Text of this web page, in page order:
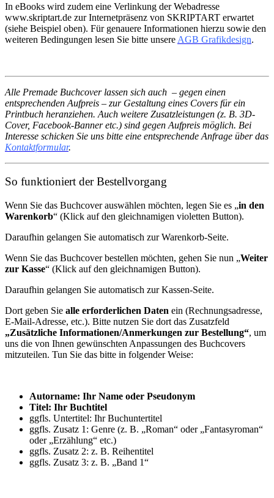
In eBooks wird zudem eine Verlinkung der Webadresse
www.skriptart.de zur Internetpräsenz von SKRIPTART erwartet
(siehe Beispiel oben). Für genauere Informationen hierzu sowie den
weiteren Bedingungen lesen Sie bitte unsere AGB Grafikdesign.
Alle Premade Buchcover lassen sich auch – gegen einen
entsprechenden Aufpreis – zur Gestaltung eines Covers für ein
Printbuch heranziehen. Auch weitere Zusatzleistungen (z. B. 3D-
Cover, Facebook-Banner etc.) sind gegen Aufpreis möglich. Bei
Interesse schicken Sie uns bitte eine entsprechende Anfrage über das
Kontaktformular.
So funktioniert der Bestellvorgang
Wenn Sie das Buchcover auswählen möchten, legen Sie es „in den
Warenkorb“ (Klick auf den gleichnamigen violetten Button).
Daraufhin gelangen Sie automatisch zur Warenkorb-Seite.
Wenn Sie das Buchcover bestellen möchten, gehen Sie nun „Weiter
zur Kasse“ (Klick auf den gleichnamigen Button).
Daraufhin gelangen Sie automatisch zur Kassen-Seite.
Dort geben Sie alle erforderlichen Daten ein (Rechnungsadresse,
E-Mail-Adresse, etc.). Bitte nutzen Sie dort das Zusatzfeld
„Zusätzliche Informationen/Anmerkungen zur Bestellung“, um
uns die von Ihnen gewünschten Anpassungen des Buchcovers
mitzuteilen. Tun Sie das bitte in folgender Weise:
Autorname: Ihr Name oder Pseudonym
Titel: Ihr Buchtitel
ggfls. Untertitel: Ihr Buchuntertitel
ggfls. Zusatz 1: Genre (z. B. „Roman“ oder „Fantasyroman“
oder „Erzählung“ etc.)
ggfls. Zusatz 2: z. B. Reihentitel
ggfls. Zusatz 3: z. B. „Band 1“